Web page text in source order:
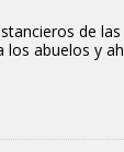
de
abuelos y